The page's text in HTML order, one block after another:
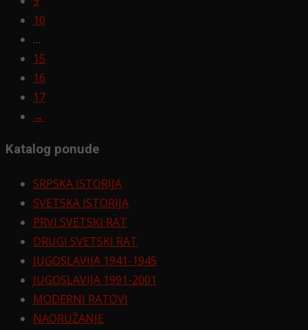
10
…
15
16
17
→
Katalog ponude
SRPSKA ISTORIJA
SVETSKA ISTORIJA
PRVI SVETSKI RAT
DRUGI SVETSKI RAT
JUGOSLAVIJA 1941-1945
JUGOSLAVIJA 1991-2001
MODERNI RATOVI
NAORUŽANJE